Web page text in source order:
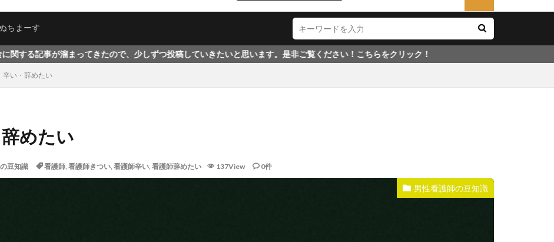
ちまーす
きたので、少しずつ投稿していきたいと思います。是非ご覧ください！こちらをクリック！
辛い・辞めたい
めたい
豆知識 看護師, 看護師きつい, 看護師辛い, 看護師辞めたい 137View 0件
男性看護師の豆知識